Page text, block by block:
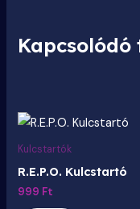
Kapcsolódó
Kulcstartók
R.E.P.O. Kulcstartó
999 Ft
Ennek
terméknek